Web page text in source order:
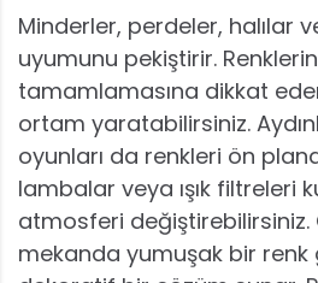
Minderler, perdeler, halılar
uyumunu pekiştirir.
tamamlamasına dikkat
ortam yaratabilirsiniz.
oyunları da renkleri ön plana
lambalar veya ışık filtreleri
atmosferi değiştirebilirsiniz.
mekanda yumuşak bir